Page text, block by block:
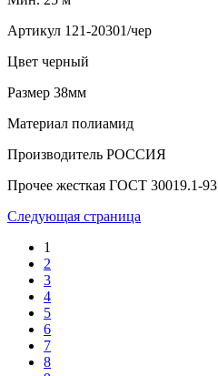
Артикул 121-20301/чер
Цвет черный
Размер 38мм
Материал полиамид
Производитель РОССИЯ
Прочее жесткая ГОСТ 30019.1-93
Следующая страница
1
2
3
4
5
6
7
8